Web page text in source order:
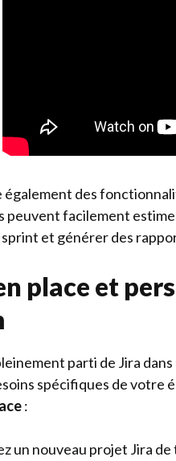
également des
peuvent facilement
et générer des
place et
parti de Jira
spécifiques de votre
:
un nouveau projet Jira de